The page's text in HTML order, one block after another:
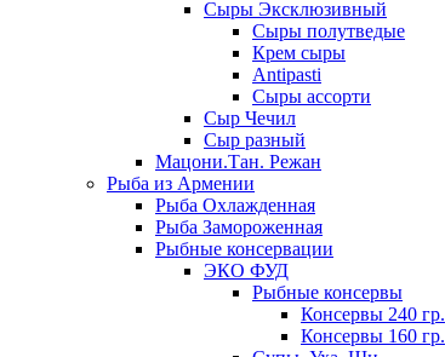
Сыры Эксклюзивный
Сыры полутведые
Крем сыры
Antipasti
Сыры ассорти
Сыр Чечил
Сыр разный
Мацони.Тан. Режан
Рыба из Армении
Рыба Охлажденная
Рыба Замороженная
Рыбные консервации
ЭКО ФУД
Рыбные консервы
Консервы 240 гр.
Консервы 160 гр.